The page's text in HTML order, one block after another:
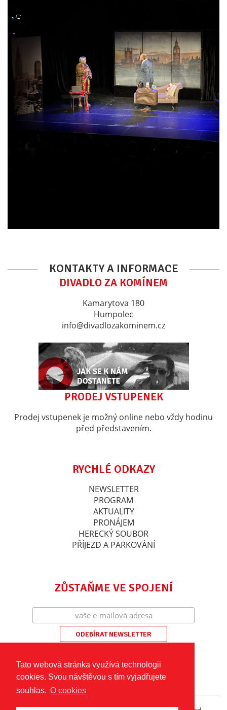
Tato webová stránka využívá technologii
cookies. Svou návštěvou s tím vyjadřujete
souhlas. O cookies
KONTAKTY A INFORMACE
DIVADLO ZA KOMÍNEM
Kamarytova 180
Humpolec
info@divadlozakominem.cz
PRODEJ VSTUPENEK
Prodej vstupenek je možný online nebo vždy hodinu
před představením.
RYCHLÉ ODKAZY
NEWSLETTER
PROGRAM
AKTUALITY
PRONÁJEM
HERECKÝ SOUBOR
PŘÍJEZD A PARKOVÁNÍ
ZŮSTAŇME VE SPOJENÍ